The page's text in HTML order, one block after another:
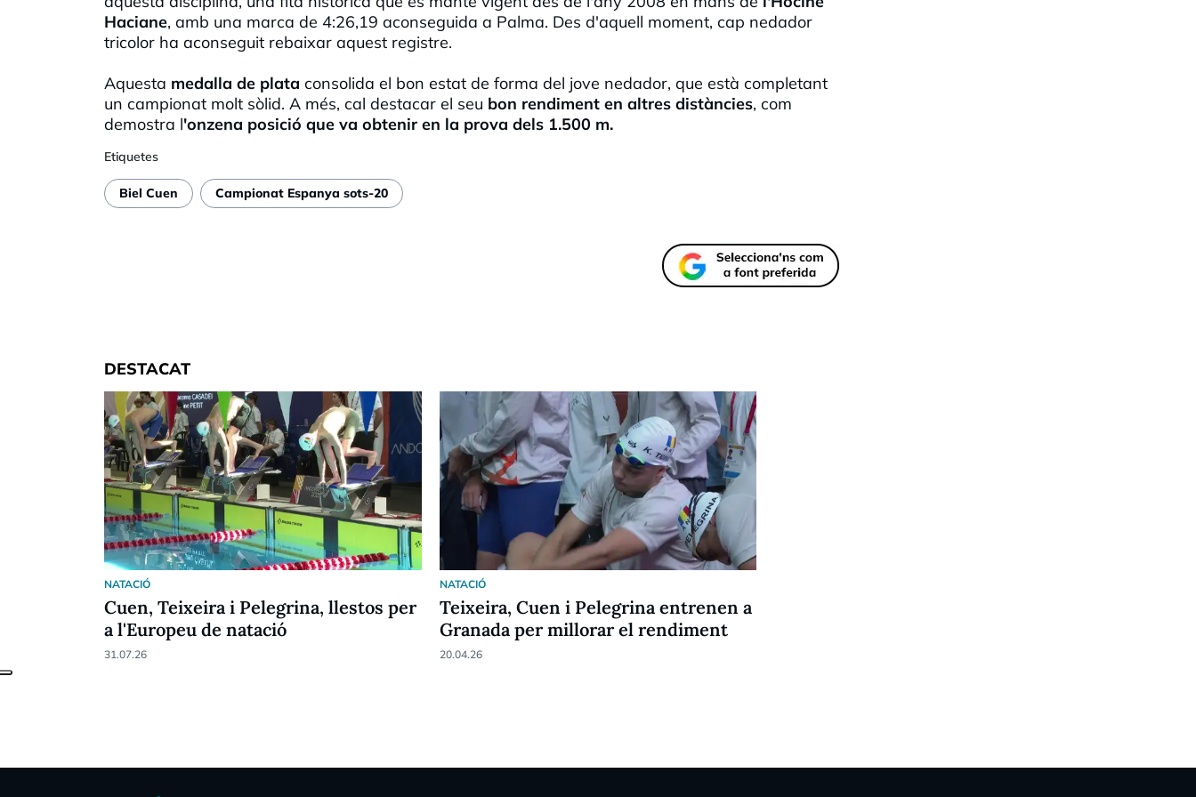
Haciane, amb una marca de 4:26,19 aconseguida a Palma. Des d'aquell moment, cap nedador
tricolor ha aconseguit rebaixar aquest registre.
Aquesta medalla de plata consolida el bon estat de forma del jove nedador, que està completant
un campionat molt sòlid. A més, cal destacar el seu bon rendiment en altres distàncies, com
demostra l'onzena posició que va obtenir en la prova dels 1.500 m.
Etiquetes
Biel Cuen Campionat Espanya sots-20
DESTACAT
NATACIÓ
Cuen, Teixeira i Pelegrina, llestos per
a l'Europeu de natació
31.07.26
NATACIÓ
Teixeira, Cuen i Pelegrina entrenen a
Granada per millorar el rendiment
20.04.26